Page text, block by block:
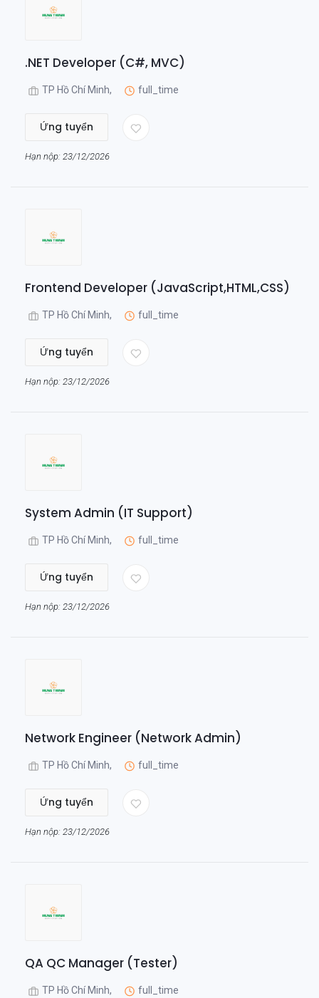
.NET Developer (C#, MVC)
TP Hồ Chí Minh, full_time
Ứng tuyển
Hạn nộp: 23/12/2026
Frontend Developer (JavaScript,HTML,CSS)
TP Hồ Chí Minh, full_time
Ứng tuyển
Hạn nộp: 23/12/2026
System Admin (IT Support)
TP Hồ Chí Minh, full_time
Ứng tuyển
Hạn nộp: 23/12/2026
Network Engineer (Network Admin)
TP Hồ Chí Minh, full_time
Ứng tuyển
Hạn nộp: 23/12/2026
QA QC Manager (Tester)
TP Hồ Chí Minh, full_time